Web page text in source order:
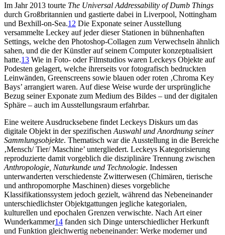
Im Jahr 2013 tourte The Universal Addressability of Dumb Things
durch Großbritannien und gastierte dabei in Liverpool, Nottingham
und Bexhill-on-Sea.12 Die Exponate seiner Ausstellung
versammelte Leckey auf jeder dieser Stationen in bühnenhaften
Settings, welche den Photoshop-Collagen zum Verwechseln ähnlich
sahen, und die der Künstler auf seinem Computer konzeptualisiert
hatte.13 Wie in Foto- oder Filmstudios waren Leckeys Objekte auf
Podesten gelagert, welche ihrerseits vor fotografisch bedruckten
Leinwänden, Greenscreens sowie blauen oder roten ‚Chroma Key
Bays’ arrangiert waren. Auf diese Weise wurde der ursprüngliche
Bezug seiner Exponate zum Medium des Bildes – und der digitalen
Sphäre – auch im Ausstellungsraum erfahrbar.
Eine weitere Ausdrucksebene findet Leckeys Diskurs um das
digitale Objekt in der spezifischen Auswahl und Anordnung seiner
Sammlungsobjekte. Thematisch war die Ausstellung in die Bereiche
‚Mensch/ Tier/ Maschine’ untergliedert. Leckeys Kategorisierung
reproduzierte damit vorgeblich die disziplinäre Trennung zwischen
Anthropologie, Naturkunde und Technologie. Indessen
unterwanderten verschiedenste Zwitterwesen (Chimären, tierische
und anthropomorphe Maschinen) dieses vorgebliche
Klassifikationssystem jedoch gezielt, während das Nebeneinander
unterschiedlichster Objektgattungen jegliche kategorialen,
kulturellen und epochalen Grenzen verwischte. Nach Art einer
Wunderkammer14 fanden sich Dinge unterschiedlicher Herkunft
und Funktion gleichwertig nebeneinander: Werke moderner und